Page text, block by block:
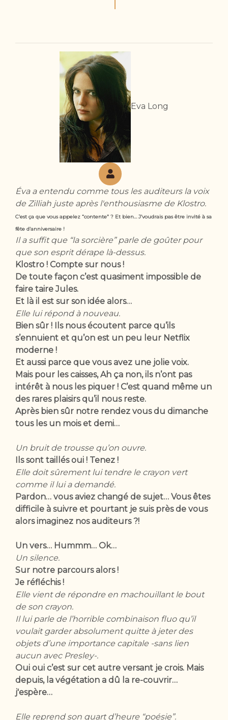
Eva Long
Éva a entendu comme tous les auditeurs la voix
de Zilliah juste après l'enthousiasme de Klostro.
C’est ça que vous appelez “contente” ? Et bien… J’voudrais pas être invité à sa
fête d’anniversaire !
Il a suffit que “la sorcière” parle de goûter pour
que son esprit dérape là-dessus.
Klostro ! Compte sur nous !
De toute façon c’est quasiment impossible de
faire taire Jules.
Et là il est sur son idée alors…
Elle lui répond à nouveau.
Bien sûr ! Ils nous écoutent parce qu’ils
s’ennuient et qu’on est un peu leur Netflix
moderne !
Et aussi parce que vous avez une jolie voix.
Mais pour les caisses, Ah ça non, ils n’ont pas
intérêt à nous les piquer ! C’est quand même un
des rares plaisirs qu’il nous reste.
Après bien sûr notre rendez vous du dimanche
tous les un mois et demi…
Un bruit de trousse qu’on ouvre.
Ils sont taillés oui ! Tenez !
Elle doit sûrement lui tendre le crayon vert
comme il lui a demandé.
Pardon… vous aviez changé de sujet… Vous êtes
difficile à suivre et pourtant je suis près de vous
alors imaginez nos auditeurs ?!
Un vers… Hummm… Ok…
Un silence.
Sur notre parcours alors !
Je réfléchis !
Elle vient de répondre en machouillant le bout
de son crayon.
Il lui parle de l’horrible combinaison fluo qu’il
voulait garder absolument quitte à jeter des
objets d’une importance capitale -sans lien
aucun avec Presley-.
Oui oui c’est sur cet autre versant je crois. Mais
depuis, la végétation a dû la re-couvrir…
j'espère…
Elle reprend son quart d’heure “poésie”.